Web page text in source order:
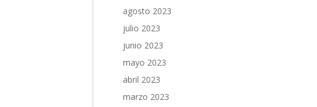
agosto 2023
julio 2023
junio 2023
mayo 2023
abril 2023
marzo 2023